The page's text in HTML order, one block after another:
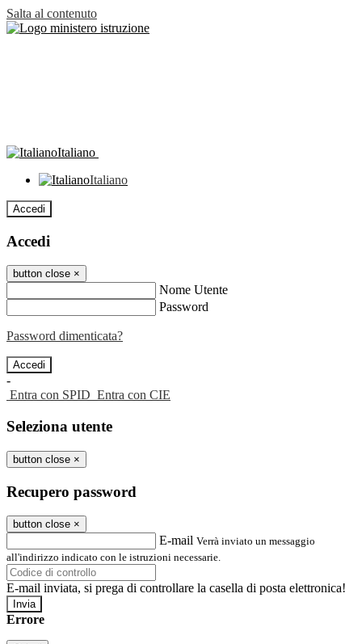
Salta al contenuto
Italiano
Italiano
Accedi
Accedi
button close ×
Nome Utente
Password
Password dimenticata?
-
Entra con SPID Entra con CIE
Seleziona utente
button close ×
Recupero password
button close ×
E-mail Verrà inviato un messaggio
all'indirizzo indicato con le istruzioni necessarie.
E-mail inviata, si prega di controllare la casella di posta elettronica!
Errore